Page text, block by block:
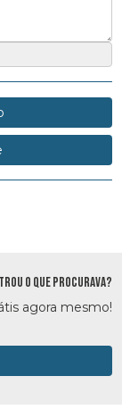
O QUE PROCURAVA?
agora mesmo!